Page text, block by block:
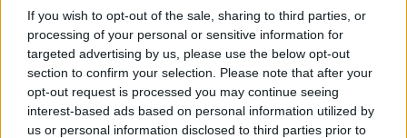
If you wish to opt-out of the sale, sharing to third parties, or
processing of your personal or sensitive information for
targeted advertising by us, please use the below opt-out
section to confirm your selection. Please note that after your
opt-out request is processed you may continue seeing
interest-based ads based on personal information utilized by
us or personal information disclosed to third parties prior to
Facebookon is!
Követem